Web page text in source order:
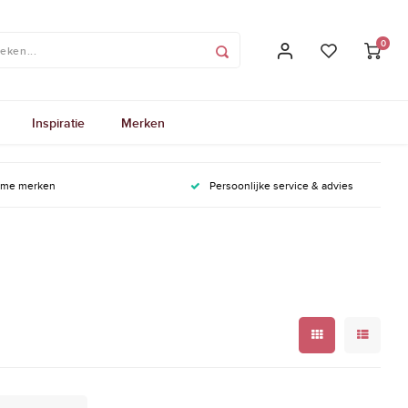
0
Inspiratie Merken
merken Persoonlijke service & advies